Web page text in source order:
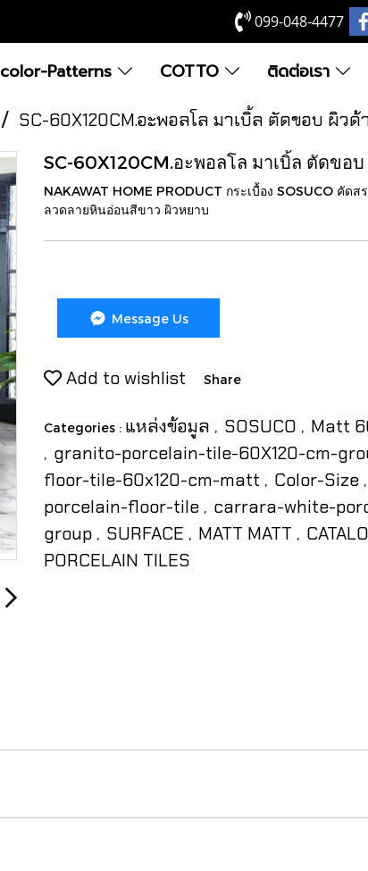
099-048-4477
color-Patterns COTTO ติดต่อเรา
SC-60X120CM.อะพอลโล มาเบิ้ล ตัดขอบ ผิวด้
SC-60X120CM.อะพอลโล มาเบิ้ล ตัดขอ
NAKAWAT HOME PRODUCT กระเบื้อง SOSUCO คัด
ลวดลายหินอ่อนสีขาว ผิวหยาบ
Message Us
Add to wishlist Share
Categories : แหล่งข้อมูล , SOSUCO , Matt
, granito-porcelain-tile-60X120-cm-
floor-tile-60x120-cm-matt , Color-Size ,
porcelain-floor-tile , carrara-white-
group , SURFACE , MATT MATT ,
PORCELAIN TILES